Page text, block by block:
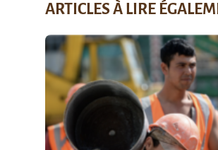
ARTICLES À LIRE